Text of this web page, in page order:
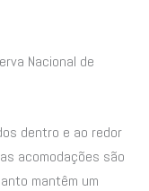
Nacional de
dentro e ao redor
acomodações são
mantêm um